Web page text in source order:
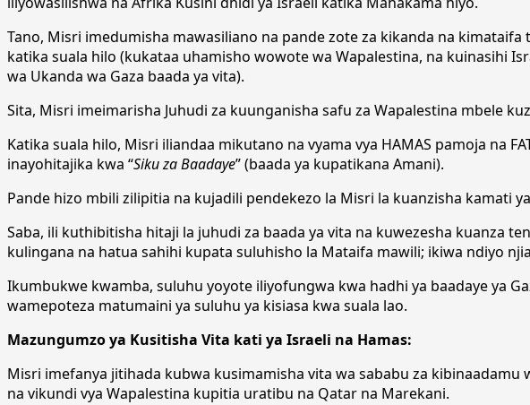
Tano, Misri imedumisha mawasiliano na pande zote za kikanda na
katika suala hilo (kukataa uhamisho wowote wa Wapalestina, na kuinasihi
wa Ukanda wa Gaza baada ya vita).
Sita, Misri imeimarisha Juhudi za kuunganisha safu za Wapalestina mbele
Katika suala hilo, Misri iliandaa mikutano na vyama vya HAMAS pamoja na
inayohitajika kwa “Siku za Baadaye” (baada ya kupatikana Amani).
Pande hizo mbili zilipitia na kujadili pendekezo la Misri la kuanzisha kamati
Saba, ili kuthibitisha hitaji la juhudi za baada ya vita na kuwezesha kuanza
kulingana na hatua sahihi kupata suluhisho la Mataifa mawili; ikiwa ndiyo
Ikumbukwe kwamba, suluhu yoyote iliyofungwa kwa hadhi ya baadaye ya
wamepoteza matumaini ya suluhu ya kisiasa kwa suala lao.
Mazungumzo ya Kusitisha Vita kati ya Israeli na Hamas:
Misri imefanya jitihada kubwa kusimamisha vita wa sababu za
na vikundi vya Wapalestina kupitia uratibu na Qatar na Marekani.